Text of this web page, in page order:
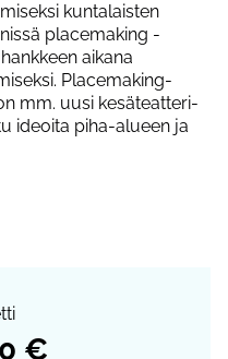
kuntalaisten
placemaking -
aikana
Placemaking-
mm. uusi kesäteatteri-
ideoita piha-alueen ja
- Jokela
€